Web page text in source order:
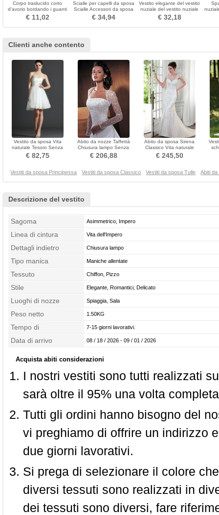
Corpo traslucido corto
d'avorio bordando i guanti
di nozze
€ 11,02
Scialle per capelli da sposa
Scialle Accessori da sposa
Scialle autunno inverno a
maniche lunghe spesse
€ 34,94
Vestito elegante del vestito
nuziale del vestito nuziale
Vestito elastico Taffettà del
poliestere
€ 32,18
Clienti anche contento
Vestito da sposa Vita
naturale Tesoro Senza
maniche Organza Breve
€ 82,75
Abito da nozze Taffettà
Chiusura lampo Senza
maniche Con il rivestimento
€ 206,88
Abito da sposa Sirena
Classico Vita naturale
Chiusura lampo Pizzo
€ 245,50
Vestiti da sposa Principessa Vestiti da sposa Classico Vestiti da sposa Tulle Abiti
Descrizione del vestito
Sagoma Asimmetrico, Impero
Linea di cintura Vita dell'Impero
Dettagli indietro Chiusura lampo
Tipo manica Maniche allentate
Tessuto Chiffon, Pizzo
Stile Elegante, Romantici, Delicato
Luoghi di nozze Spiaggia, Sala
Peso netto 1.50KG
Tempo di
confezionamento
7-15 giorni lavorativi.
Data di arrivo 08 / 18 / 2026 - 09 / 01 / 2026
Acquista abiti considerazioni
I nostri vestiti sono tutti realizzati
sarà oltre il 95% una volta
Tutti gli ordini hanno bisogno del
vi preghiamo di offrire un indirizzo
due giorni lavorativi.
Si prega di selezionare il colore
diversi tessuti sono realizzati in
dei tessuti sono diversi, fare